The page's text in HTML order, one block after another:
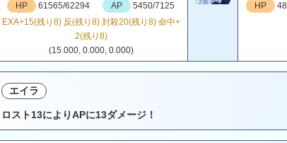
HP
61565/62294 AP
5450/7125
EXA+15(残り8) 反(残り8) 封殺20(残り8) 命中+
2(残り8)
(15.000, 0.000, 0.000)
HP
エイラ
ロスト13によりAPに13ダメージ！